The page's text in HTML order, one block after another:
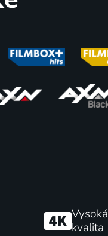
71
Vysoká
kvalita